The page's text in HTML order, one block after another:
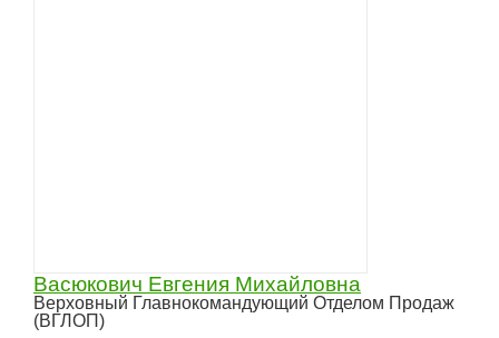
Васюкович Евгения Михайловна
Верховный Главнокомандующий Отделом Продаж
(ВГЛОП)